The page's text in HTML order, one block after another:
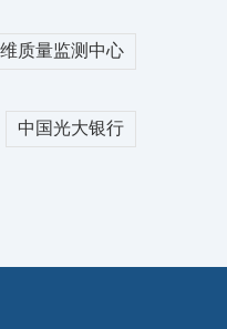
26/07/31
26/07/30
质量监测中心
中国光大银行